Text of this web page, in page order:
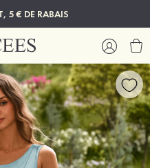
5 € DE RABAIS